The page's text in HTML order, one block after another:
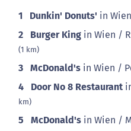
1 Dunkin' Donuts' in
2 Burger King in Wien /
(1 km)
3 McDonald's in Wien /
4 Door No 8 Restaurant
km)
5 McDonald's in Wien /